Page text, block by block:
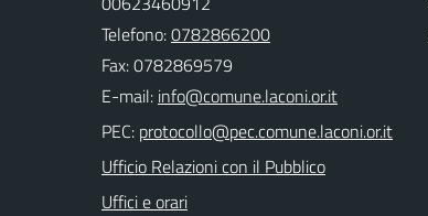
Telefono:0782866200
Fax: 0782869579
E-mail:
PEC:
Ufficio Relazioni con il Pubblico
Uffici e orari